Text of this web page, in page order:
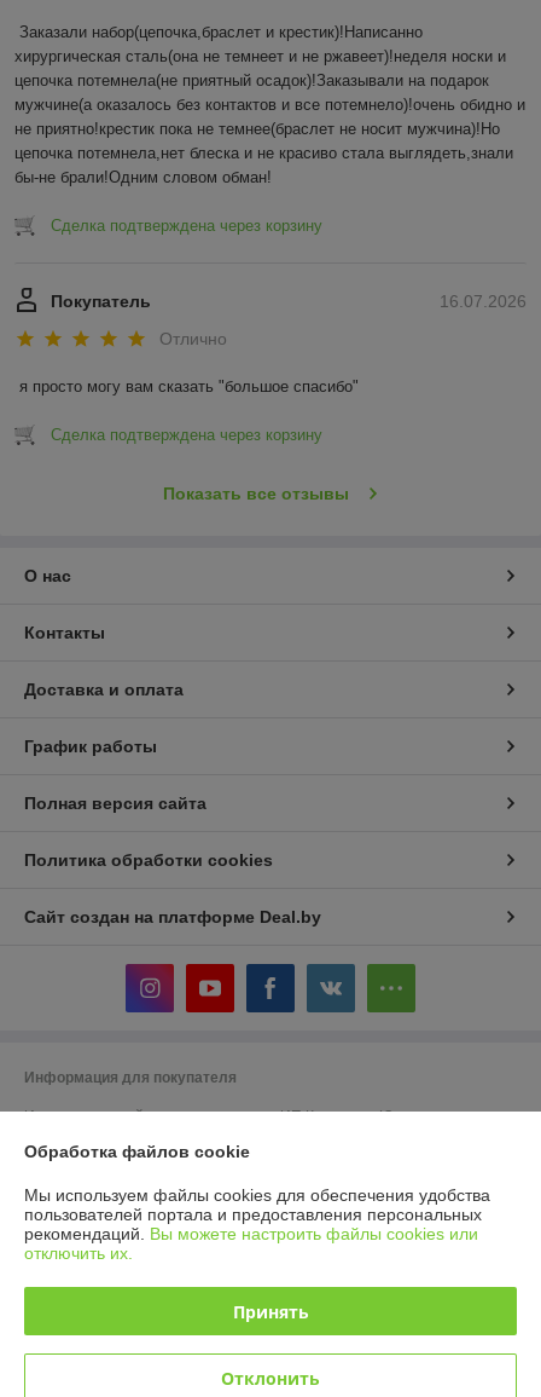
Заказали набор(цепочка,браслет и крестик)!Написанно
хирургическая сталь(она не темнеет и не ржавеет)!неделя носки и
цепочка потемнела(не приятный осадок)!Заказывали на подарок
мужчине(а оказалось без контактов и все потемнело)!очень обидно и
не приятно!крестик пока не темнее(браслет не носит мужчина)!Но
цепочка потемнела,нет блеска и не красиво стала выглядеть,знали
бы-не брали!Одним словом обман!
Сделка подтверждена через корзину
16.07.2026
Покупатель
Отлично
я просто могу вам сказать "большое спасибо"
Сделка подтверждена через корзину
Показать все отзывы
О нас
Контакты
Доставка и оплата
График работы
Полная версия сайта
Политика обработки cookies
Сайт создан на платформе Deal.by
Информация для покупателя
Индивидуальный предприниматель:ИП Кошелева Юлия
220104, г. Минск, ул. Жудро 57
Регистрационный номер ЕГР: 192973623
УНП: 192973623
Дата регистрации компании: 25.09.2017
Местонахождение книги жалоб и предложений: Беларусь, г. Минск,
Обработка файлов cookie
Мы используем файлы cookies для обеспечения удобства
пользователей портала и предоставления персональных
рекомендаций. Вы можете настроить файлы cookies или
отключить их.
Принять
Отклонить